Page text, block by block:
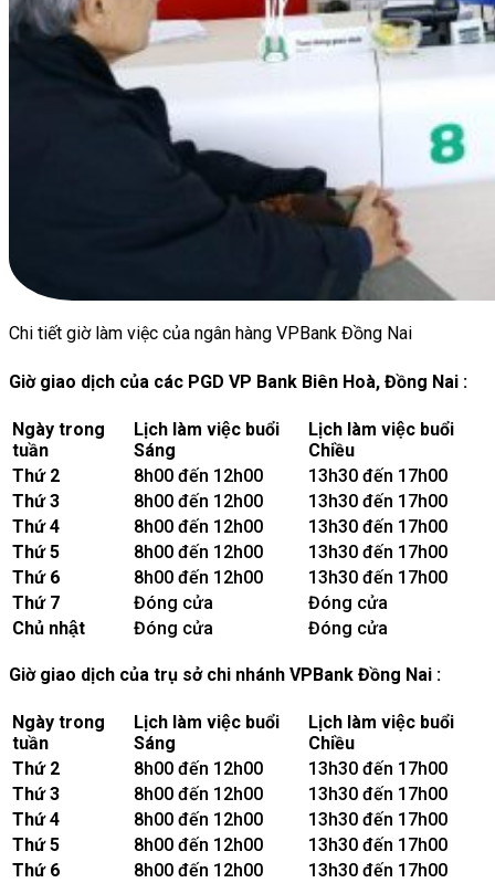
Chi tiết giờ làm việc của ngân hàng VPBank Đồng Nai
Giờ giao dịch của các PGD VP Bank Biên Hoà, Đồng Nai :
Ngày trong
tuần
Lịch làm việc buổi
Sáng
Lịch làm việc buổi
Chiều
Thứ 2
8h00 đến 12h00
13h30 đến 17h00
Thứ 3
8h00 đến 12h00
13h30 đến 17h00
Thứ 4
8h00 đến 12h00
13h30 đến 17h00
Thứ 5
8h00 đến 12h00
13h30 đến 17h00
Thứ 6
8h00 đến 12h00
13h30 đến 17h00
Thứ 7
Đóng cửa
Đóng cửa
Chủ nhật
Đóng cửa Đóng cửa
Giờ giao dịch của trụ sở chi nhánh VPBank Đồng Nai :
Ngày trong
tuần
Lịch làm việc buổi
Sáng
Lịch làm việc buổi
Chiều
Thứ 2
8h00 đến 12h00
13h30 đến 17h00
Thứ 3
8h00 đến 12h00
13h30 đến 17h00
Thứ 4
8h00 đến 12h00
13h30 đến 17h00
Thứ 5
8h00 đến 12h00
13h30 đến 17h00
Thứ 6
8h00 đến 12h00
13h30 đến 17h00